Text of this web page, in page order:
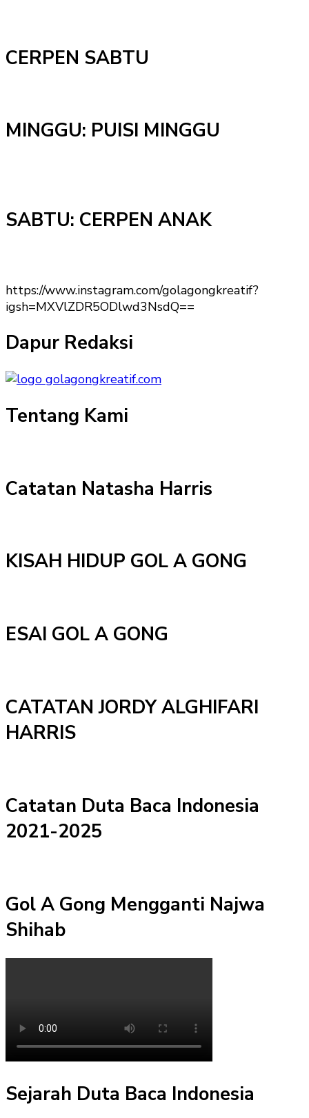
CERPEN SABTU
MINGGU: PUISI MINGGU
SABTU: CERPEN ANAK
https://www.instagram.com/golagongkreatif?
igsh=MXVlZDR5ODlwd3NsdQ==
Dapur Redaksi
Tentang Kami
Catatan Natasha Harris
KISAH HIDUP GOL A GONG
ESAI GOL A GONG
CATATAN JORDY ALGHIFARI
HARRIS
Catatan Duta Baca Indonesia
2021-2025
Gol A Gong Mengganti Najwa
Shihab
Sejarah Duta Baca Indonesia